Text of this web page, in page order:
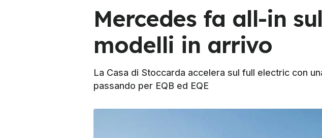
Mercedes fa all-in
modelli in arrivo
La Casa di Stoccarda accelera sul full electric con
passando per EQB ed EQE